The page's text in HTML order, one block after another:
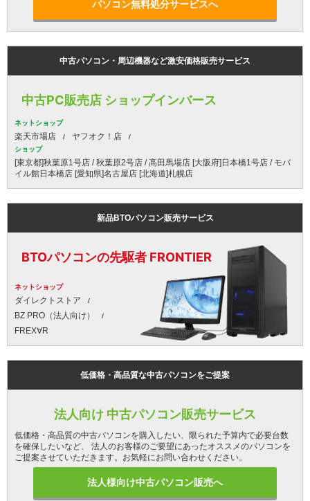
パソコン無料処分サービスへ
中古パソコン・周辺機器など激安価格販売サービス
中古PC販売店 ショップインバース
ネットショップ
楽天市場店 ヤフオク！店
ショップ
[東京都]秋葉原1号店 / 秋葉原2号店 / 高田馬場店 [大阪府]日本橋1号店 / モバ
イル館日本橋店 [愛知県]名古屋店 [北海道]札幌店
新品BTOパソコン販売サービス
BTOパソコンの先駆者 FRONTIER
ネットショップ
ダイレクトストア
BZ PRO（法人向け）
FREX∀R
低価格・高品質な中古パソコンをご提案
法人向け 中古パソコン販売サービス
低価格・高品質の中古パソコンを購入したい、限られた予算内で必要台数
を確保したいなど、 法人のお客様のご要望にあったオススメのパソコンを
ご提案させていただきます。お気軽にお問い合わせください。
法人様向け中古パソコン販売へ